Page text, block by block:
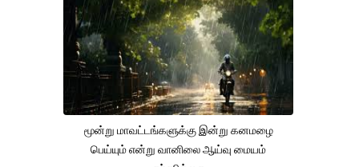
மூன்று மாவட்டங்களுக்கு இன்று கனமழை
பெய்யும் என்று வானிலை ஆய்வு மையம்